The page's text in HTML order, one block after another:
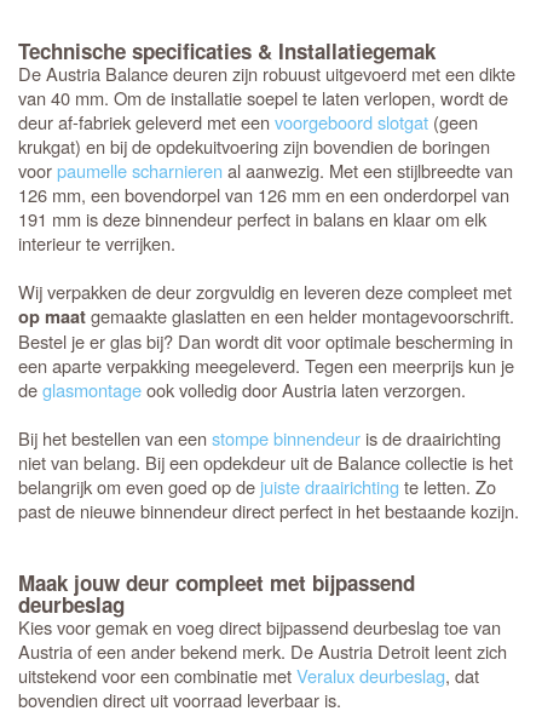
Technische specificaties & Installatiegemak
De Austria Balance deuren zijn robuust uitgevoerd met een dikte
van 40 mm. Om de installatie soepel te laten verlopen, wordt de
deur af-fabriek geleverd met eenvoorgeboord slotgat (geen
krukgat) en bij de opdekuitvoering zijn bovendien de boringen
voorpaumelle scharnieren al aanwezig. Met een stijlbreedte van
126 mm, een bovendorpel van 126 mm en een onderdorpel van
191 mm is deze binnendeur perfect in balans en klaar om elk
interieur te verrijken.
Wij verpakken de deur zorgvuldig en leveren deze compleet met
op maatgemaakte glaslatten en een helder montagevoorschrift.
Bestel je er glas bij? Dan wordt dit voor optimale bescherming in
een aparte verpakking meegeleverd. Tegen een meerprijs kun je
deglasmontageook volledig door Austria laten verzorgen.
Bij het bestellen van eenstompe binnendeur is de draairichting
niet van belang. Bij een opdekdeur uit de Balance collectie is het
belangrijk om even goed op de juiste draairichtingte letten. Zo
past de nieuwe binnendeur direct perfect in het bestaande kozijn.
Maak jouw deur compleet met bijpassend
deurbeslag
Kies voor gemak en voeg direct bijpassend deurbeslag toe van
Austria of een ander bekend merk. De Austria Detroit leent zich
uitstekend voor een combinatie metVeralux deurbeslag, dat
bovendien direct uit voorraad leverbaar is.